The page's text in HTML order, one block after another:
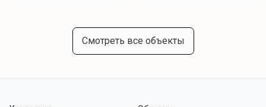
Смотреть все объекты